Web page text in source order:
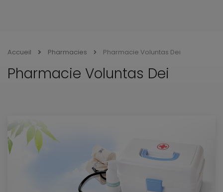
Accueil Pharmacies Pharmacie Voluntas Dei
Pharmacie Voluntas Dei